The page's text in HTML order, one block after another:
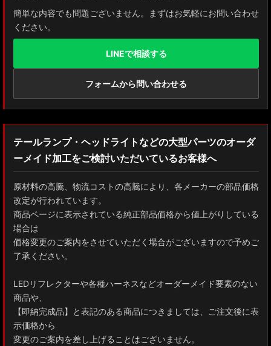
簡単な内容でも問題ございません。まずはお気軽にお問い合わせ
ください。
LINEで相談する
フォームから問い合わせる
テールランプ・ヘッドライトなどの大型パーツのオーダ
ーメイド加工をご検討いただいているお客様へ
原材料の高騰、物流コストの高騰により、各メーカーの部品価格
改定が行われています。
商品ページに表示されている純正部品価格から値上がりしている
場合は
価格変更のご案内をさせていただく場合がございますので予めご
了承ください。
LEDリフレクターや各種ハーネスなどオーダーメイド要素のない
商品や、
【即納完成品】と表記のある商品につきましては、ご注文後に表
示価格から
変更のご案内を差し上げることはございません。